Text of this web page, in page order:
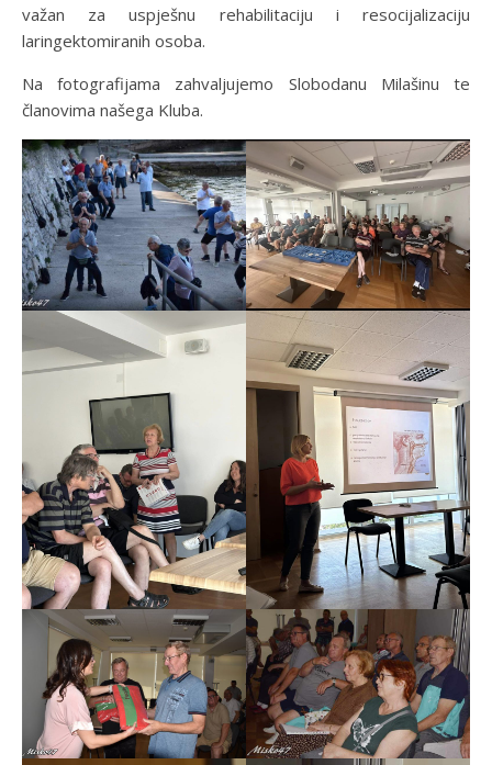
važan za uspješnu rehabilitaciju i resocijalizaciju
laringektomiranih osoba.
Na fotografijama zahvaljujemo Slobodanu Milašinu te
članovima našega Kluba.